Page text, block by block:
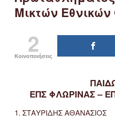
Μικτών
2
Κοινοποιήσεις
ΕΠΣ ΦΛΩΡΙΝΑΣ –
1. ΣΤΑΥΡΙΔΗΣ ΑΘΑΝΑΣΙΟΣ